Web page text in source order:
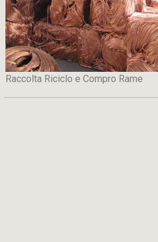
Raccolta Riciclo e Compro Rame